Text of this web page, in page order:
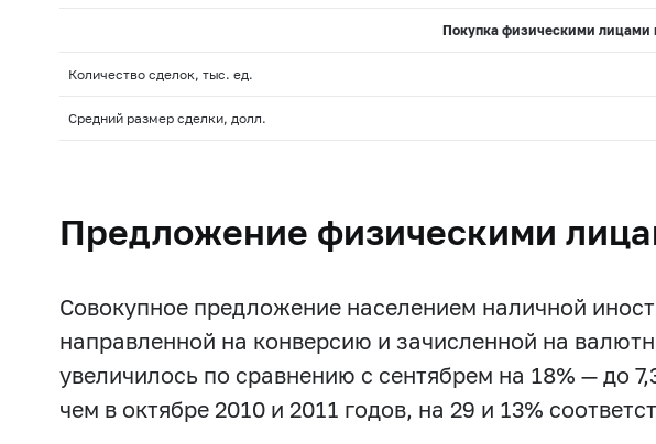
Покупка физическими лицами
Количество сделок, тыс. ед.
Средний размер сделки, долл.
Предложение физическими
Совокупное предложение населением наличной
направленной на конверсию и зачисленной на
увеличилось по сравнению с сентябрем на 18% — до
чем в октябре 2010 и 2011 годов, на 29 и 13%